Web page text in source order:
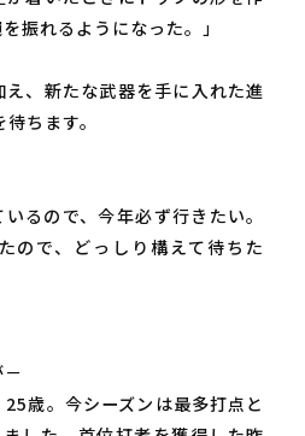
振れるようになった。」
、新たな武器を手に入れた進
ちます。
いるので、今年必ず行きたい。
ので、どっしり構えて待ちた
歳。今シーズンは最多打点と